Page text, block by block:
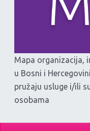
Mapa organizacija,
u Bosni i
pružaju usluge i/ili
osobama